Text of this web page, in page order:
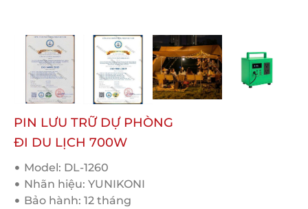
PIN LƯU TRỮ DỰ PHÒNG
ĐI DU LỊCH 700W
Model: DL-1260
Nhãn hiệu: YUNIKONI
Bảo hành: 12 tháng